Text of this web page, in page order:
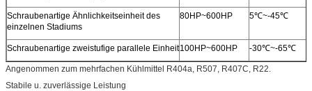
Schraubenartige Ähnlichkeitseinheit des
einzelnen Stadiums
80HP~600HP 5℃~-45℃
Schraubenartige zweistufige parallele Einheit100HP~600HP -30℃~-65℃
Angenommen zum mehrfachen Kühlmittel R404a, R507, R407C, R22.
Stabile u. zuverlässige Leistung